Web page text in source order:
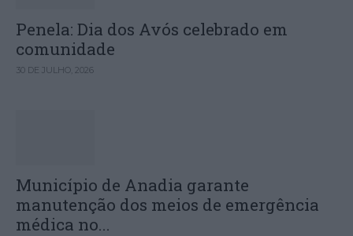
Penela: Dia dos Avós celebrado em
comunidade
30 DE JULHO, 2026
Município de Anadia garante
manutenção dos meios de emergência
médica no...